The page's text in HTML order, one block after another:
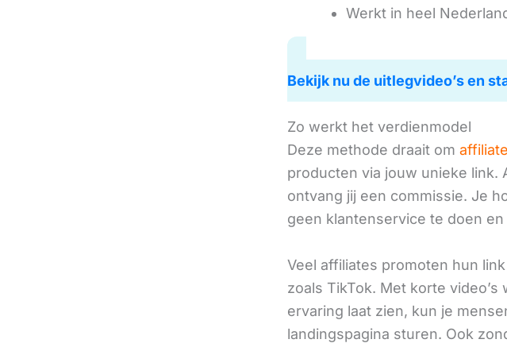
Werkt in heel
Bekijk nu de uitlegvideo’s en
Zo werkt het verdienmodel
Deze methode draait om
producten via jouw unieke link.
ontvang jij een commissie. Je
geen klantenservice te doen
Veel affiliates promoten hun
zoals TikTok. Met korte
ervaring laat zien, kun je
landingspagina sturen. Ook